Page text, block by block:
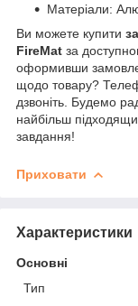
Матеріали:
Ви можете купити
FireMat за
оформивши
щодо товару?
дзвоніть. Будемо
найбільш
завдання!
Приховати
Характеристики
Основні
Тип